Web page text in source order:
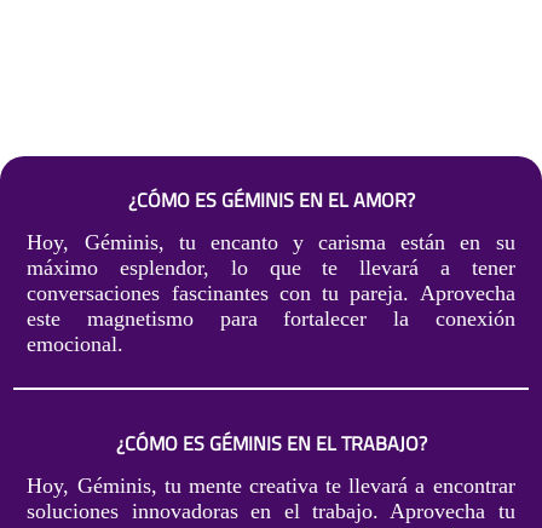
¿CÓMO ES GÉMINIS EN EL AMOR?
Hoy, Géminis, tu encanto y carisma están en su
máximo esplendor, lo que te llevará a tener
conversaciones fascinantes con tu pareja. Aprovecha
este magnetismo para fortalecer la conexión
emocional.
¿CÓMO ES GÉMINIS EN EL TRABAJO?
Hoy, Géminis, tu mente creativa te llevará a encontrar
soluciones innovadoras en el trabajo. Aprovecha tu